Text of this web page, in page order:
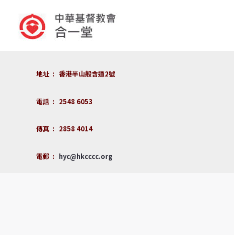
地址 : 香港半山般含道2號
電話 : 2548 6053
傳真 : 2858 4014
電郵 : hyc@hkcccc.org